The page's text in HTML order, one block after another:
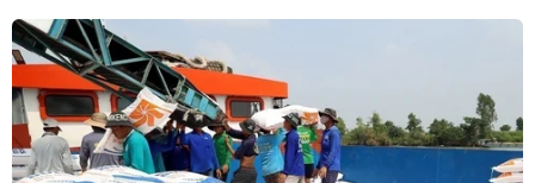
Bộ Thương mại Trung Quốc chính thức đệ
đơn xin gia nhập CPTPP